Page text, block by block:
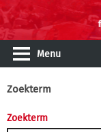
Menu
Zoekterm
Zoekterm